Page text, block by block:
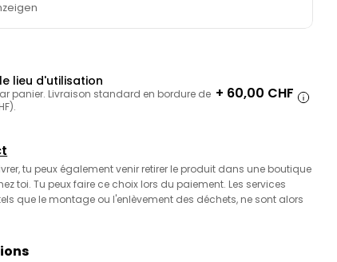
lieu d'utilisation
panier. Livraison standard en bordure de + 60,00 CHF
tu peux également venir retirer le produit dans une boutique
toi. Tu peux faire ce choix lors du paiement. Les services
que le montage ou l'enlèvement des déchets, ne sont alors